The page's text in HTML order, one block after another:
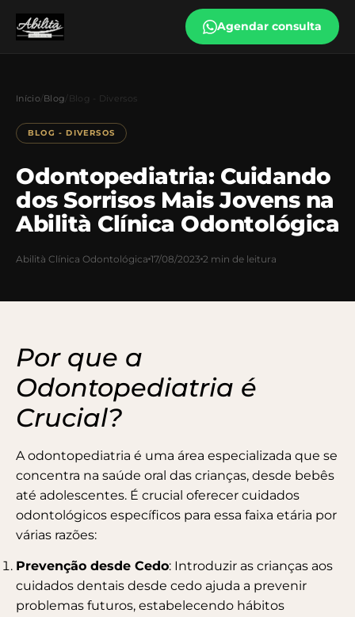
Agendar consulta
Início/ Blog Blog - Diversos
BLOG - DIVERSOS
Odontopediatria: Cuidando
dos Sorrisos Mais Jovens na
Abilità Clínica Odontológica
Abilità Clínica Odontológica 17/08/2023 2 min de leitura
Por que a
Odontopediatria é
Crucial?
A odontopediatria é uma área especializada que se
concentra na saúde oral das crianças, desde bebês
até adolescentes. É crucial oferecer cuidados
odontológicos específicos para essa faixa etária por
várias razões:
Prevenção desde Cedo: Introduzir as crianças aos
cuidados dentais desde cedo ajuda a prevenir
problemas futuros, estabelecendo hábitos